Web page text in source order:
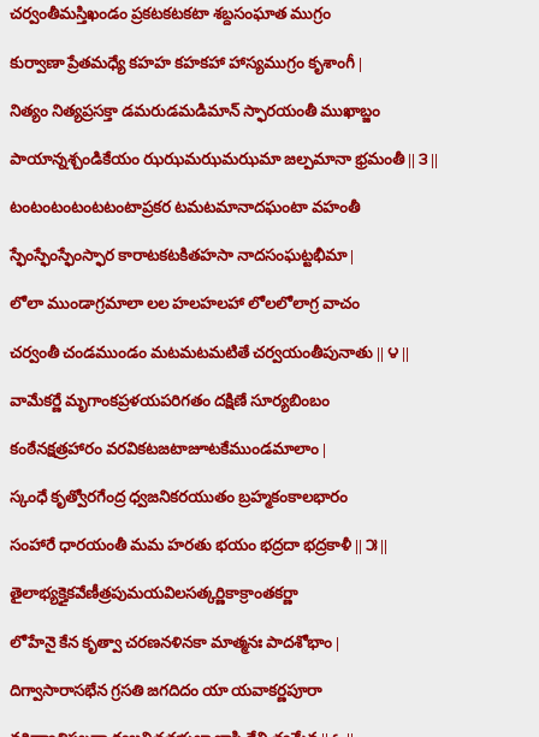
చర్వంతీమస్తిఖండం ప్రకటకటకటా శబ్దసంఘాత ముగ్రం
కుర్వాణా ప్రేతమధ్యే కహహ కహకహా హాస్యముగ్రం కృశాంగీ |
నిత్యం నిత్యప్రసక్తా డమరుడమడిమాన్ స్ఫారయంతీ ముఖాబ్జం
పాయాన్నశ్చండికేయం ఝఝమఝమఝమా జల్పమానా భ్రమంతీ || ౩ ||
టంటంటంటంటటంటాప్రకర టమటమానాదఘంటా వహంతీ
స్ఫేంస్ఫేంస్ఫేంస్ఫార కారాటకటకితహసా నాదసంఘట్టభీమా |
లోలా ముండాగ్రమాలా లల హలహలహా లోలలోలాగ్ర వాచం
చర్వంతీ చండముండం మటమటమటితే చర్వయంతీపునాతు || ౪ ||
వామేకర్ణే మృగాంకప్రళయపరిగతం దక్షిణే సూర్యబింబం
కంఠేనక్షత్రహారం వరవికటజటాజూటకేముండమాలాం |
స్కంధే కృత్వోరగేంద్ర ధ్వజనికరయుతం బ్రహ్మకంకాలభారం
సంహారే ధారయంతీ మమ హరతు భయం భద్రదా భద్రకాళీ || ౫ ||
తైలాభ్యక్తైకవేణీత్రపుమయవిలసత్కర్ణికాక్రాంతకర్ణా
లోహేనై కేన కృత్వా చరణనళినకా మాత్మనః పాదశోభాం |
దిగ్వాసారాసభేన గ్రసతి జగదిదం యా యవాకర్ణపూరా